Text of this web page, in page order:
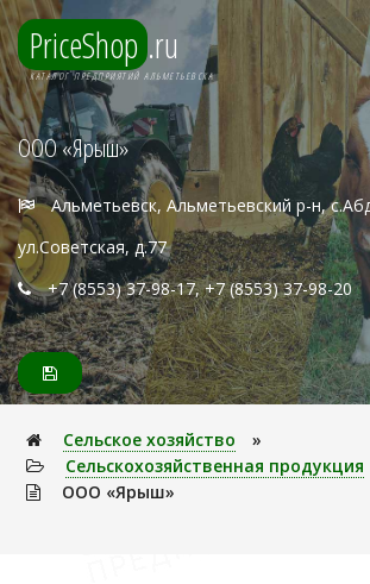
PriceShop .ru
КАТАЛОГ ПРЕДПРИЯТИЙ АЛЬМЕТЬЕВСКА
ООО «Ярыш»
Альметьевск, Альметьевский р-н,
ул.Советская, д.77
+7 (8553) 37-98-17, +7 (8553) 37-98-20
Сельское хозяйство
»
Сельскохозяйственная продукция
ООО «Ярыш»